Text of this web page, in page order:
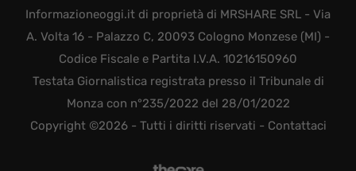
Informazioneoggi.it di proprietà di MRSHARE SRL - Via
A. Volta 16 - Palazzo C, 20093 Cologno Monzese (MI) -
Codice Fiscale e Partita I.V.A. 10216150960
Testata Giornalistica registrata presso il Tribunale di
Monza con n°235/2022 del 28/01/2022
Copyright ©2026 - Tutti i diritti riservati - Contattaci